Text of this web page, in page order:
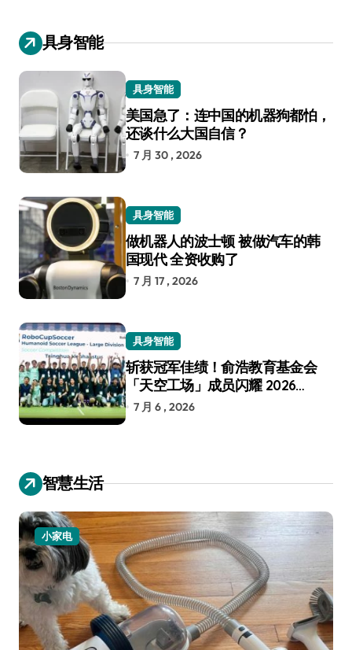
具身智能
具身智能
美国急了：连中国的机器狗都怕，
还谈什么大国自信？
7 月 30 , 2026
具身智能
做机器人的波士顿 被做汽车的韩
国现代 全资收购了
7 月 17 , 2026
具身智能
斩获冠军佳绩！俞浩教育基金会
「天空工场」成员闪耀 2026
RoboCup 机器人世界杯
7 月 6 , 2026
智慧生活
小家电